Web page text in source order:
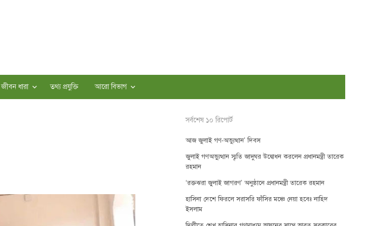
জীবন ধারা তথ্য প্রযুক্তি আরো বিভাগ
সর্বশেষ ১০ রিপোর্ট
আজ জুলাই গণ-অভ্যুত্থান’ দিবস
জুলাই গণঅভ্যুত্থান স্মৃতি জাদুঘর উদ্বোধন করলেন প্রধানমন্ত্রী তারেক
রহমান
‘রক্তঝরা জুলাই জাগরণ’ অনুষ্ঠানে প্রধানমন্ত্রী তারেক রহমান
হাসিনা দেশে ফিরলে সরাসরি ফাঁসির মঞ্চে নেয়া হবেঃ নাহিদ
ইসলাম